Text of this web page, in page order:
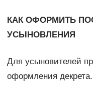
КАК ОФОРМИТЬ
УСЫНОВЛЕНИЯ
Для усыновителей
оформления декрета.